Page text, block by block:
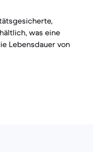
was eine
Lebensdauer von